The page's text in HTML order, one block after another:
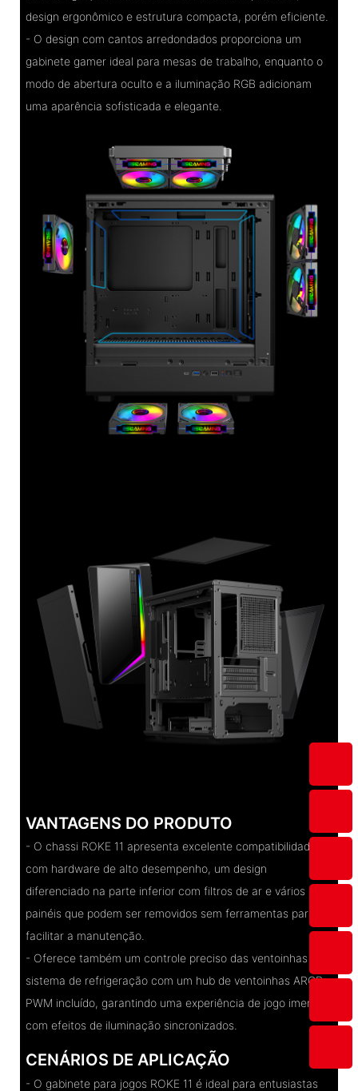
design ergonômico e estrutura compacta, porém eficiente.
- O design com cantos arredondados proporciona um
gabinete gamer ideal para mesas de trabalho, enquanto o
modo de abertura oculto e a iluminação RGB adicionam
uma aparência sofisticada e elegante.
VANTAGENS DO PRODUTO
- O chassi ROKE 11 apresenta excelente compatibilidade
com hardware de alto desempenho, um design
diferenciado na parte inferior com filtros de ar e vários
painéis que podem ser removidos sem ferramentas para
facilitar a manutenção.
- Oferece também um controle preciso das ventoinhas do
sistema de refrigeração com um hub de ventoinhas ARGB
PWM incluído, garantindo uma experiência de jogo imersiva
com efeitos de iluminação sincronizados.
CENÁRIOS DE APLICAÇÃO
- O gabinete para jogos ROKE 11 é ideal para entusiastas